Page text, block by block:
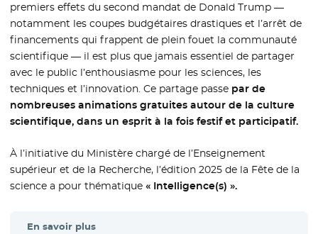
premiers effets du second mandat de Donald Trump —
notamment les coupes budgétaires drastiques et l’arrêt de
financements qui frappent de plein fouet la communauté
scientifique — il est plus que jamais essentiel de partager
avec le public l’enthousiasme pour les sciences, les
techniques et l’innovation. Ce partage passe par de
nombreuses animations gratuites autour de la culture
scientifique, dans un esprit à la fois festif et participatif.
À l’initiative du Ministère chargé de l’Enseignement
supérieur et de la Recherche, l’édition 2025 de la Fête de la
science a pour thématique« Intelligence(s) ».
En savoir plus